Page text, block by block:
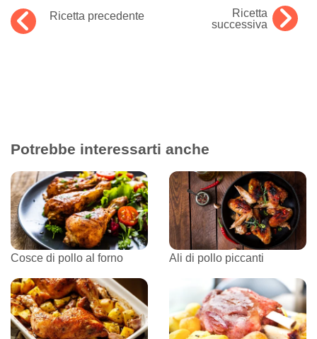
Ricetta precedente
Ricetta
successiva
Potrebbe interessarti anche
Cosce di pollo al forno Ali di pollo piccanti